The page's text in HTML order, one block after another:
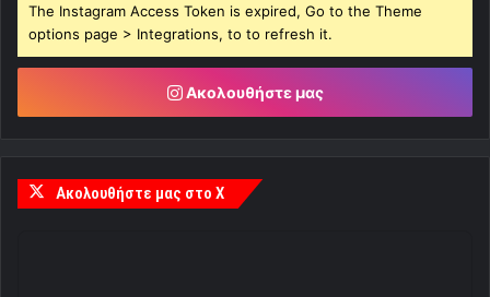
The Instagram Access Token is expired, Go to the Theme
options page > Integrations, to to refresh it.
Ακολουθήστε μας
Ακολουθήστε μας στο X